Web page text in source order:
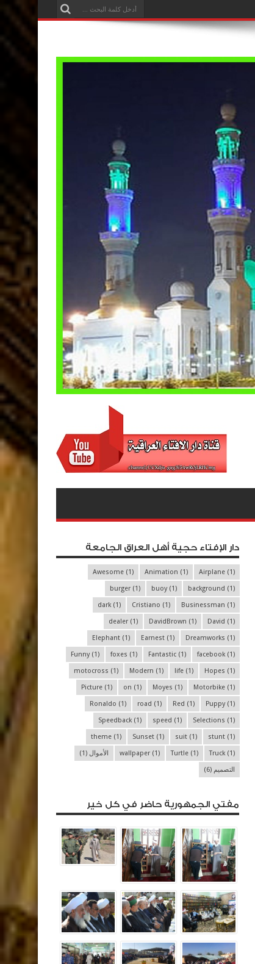
دار الإفتاء حجية أهل العراق الجامعة
Airplane (1)
Animation (1)
Awesome (1)
background (1)
buoy(1)
burger (1)
Businessman (1)
Cristiano (1)
dark (1)
David (1)
DavidBrown (1)
dealer (1)
Dreamworks (1)
Earnest (1)
Elephant (1)
facebook (1)
Fantastic (1)
foxes (1)
Funny(1)
Hopes (1)
life (1)
Modern (1)
motocross (1)
Motorbike (1)
Moyes (1)
on (1)
Picture (1)
Puppy(1)
Red (1)
road (1)
Ronaldo (1)
Selections (1)
speed (1)
Speedback (1)
stunt (1)
suit (1)
Sunset (1)
theme (1)
Truck (1)
Turtle (1)
wallpaper (1) الأموال (1)
التصميم (6)
مفتي الجمهورية حاضر في كل خير